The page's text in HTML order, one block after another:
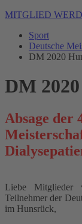
MITGLIED
Sport
Deutsche
DM 2020
DM
Absage der
Liebe Mitglieder
Teilnehmer der
im Hunsrück,